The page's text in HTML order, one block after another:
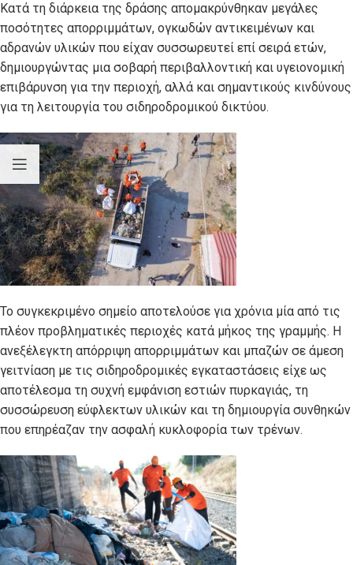
Κατά τη διάρκεια της δράσης απομακρύνθηκαν μεγάλες
ποσότητες απορριμμάτων, ογκωδών αντικειμένων και
αδρανών υλικών που είχαν συσσωρευτεί επί σειρά ετών,
δημιουργώντας μια σοβαρή περιβαλλοντική και υγειονομική
επιβάρυνση για την περιοχή, αλλά και σημαντικούς κινδύνους
για τη λειτουργία του σιδηροδρομικού δικτύου.
Το συγκεκριμένο σημείο αποτελούσε για χρόνια μία από τις
πλέον προβληματικές περιοχές κατά μήκος της γραμμής. Η
ανεξέλεγκτη απόρριψη απορριμμάτων και μπαζών σε άμεση
γειτνίαση με τις σιδηροδρομικές εγκαταστάσεις είχε ως
αποτέλεσμα τη συχνή εμφάνιση εστιών πυρκαγιάς, τη
συσσώρευση εύφλεκτων υλικών και τη δημιουργία συνθηκών
που επηρέαζαν την ασφαλή κυκλοφορία των τρένων.